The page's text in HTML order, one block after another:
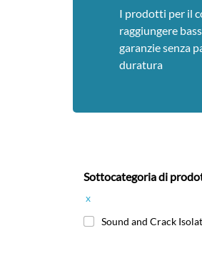
I prodotti per il
raggiungere
garanzie senza
duratura
Sottocategoria di
x
Sound and Crack